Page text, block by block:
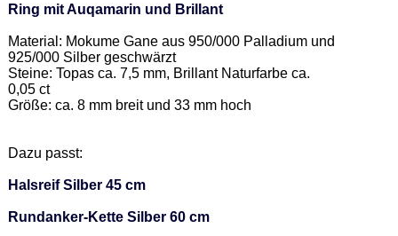
Ring mit Auqamarin und Brillant
Material: Mokume Gane aus 950/000 Palladium und
925/000 Silber geschwärzt
Steine: Topas ca. 7,5 mm, Brillant Naturfarbe ca.
0,05 ct
Größe: ca. 8 mm breit und 33 mm hoch
Dazu passt:
Halsreif Silber 45 cm
Rundanker-Kette Silber 60 cm